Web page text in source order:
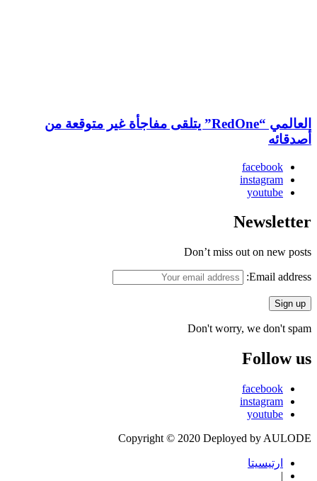
العالمي “RedOne” يتلقى مفاجأة غير متوقعة من
أصدقائه
facebook
instagram
youtube
Newsletter
Don’t miss out on new posts
Email address:
Don't worry, we don't spam
Follow us
facebook
instagram
youtube
Copyright © 2020 Deployed by AULODE
ارتيسيتا
|